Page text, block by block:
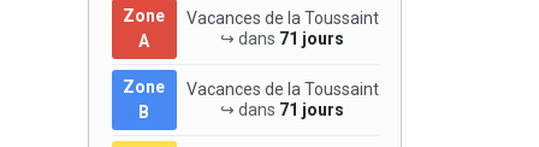
Zone
A
Vacances de la Toussaint
↪ dans 71 jours
Zone
B
Vacances de la Toussaint
↪ dans 71 jours